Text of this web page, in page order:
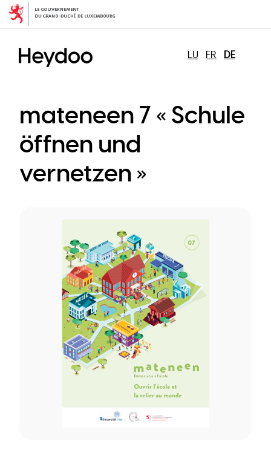
Direkt
zum
LU
FR DE
mateneen 7 « Schule
öffnen und
vernetzen »